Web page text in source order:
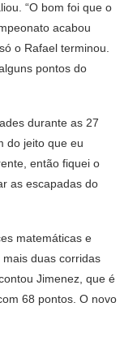
“O bom foi que o
acabou
o Rafael terminou.
pontos do
durante as 27
do jeito que eu
então fiquei o
as escapadas do
matemáticas e
duas corridas
Jimenez, que é
68 pontos. O novo